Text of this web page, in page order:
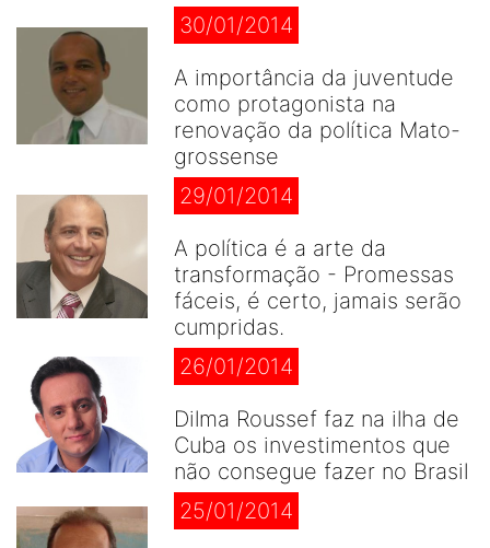
30/01/2014
A importância da juventude
como protagonista na
renovação da política Mato-
grossense
29/01/2014
A política é a arte da
transformação - Promessas
fáceis, é certo, jamais serão
cumpridas.
26/01/2014
Dilma Roussef faz na ilha de
Cuba os investimentos que
não consegue fazer no Brasil
25/01/2014